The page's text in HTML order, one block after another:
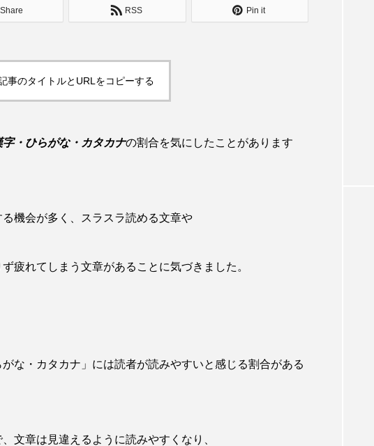
Share RSS Pin it
事のタイトルとURLをコピーする
字・ひらがな・カタカナの割合を気にしたことがあります
機会が多く、スラスラ読める文章や
疲れてしまう文章があることに気づきました。
な・カタカナ」には読者が読みやすいと感じる割合がある
文章は見違えるように読みやすくなり、